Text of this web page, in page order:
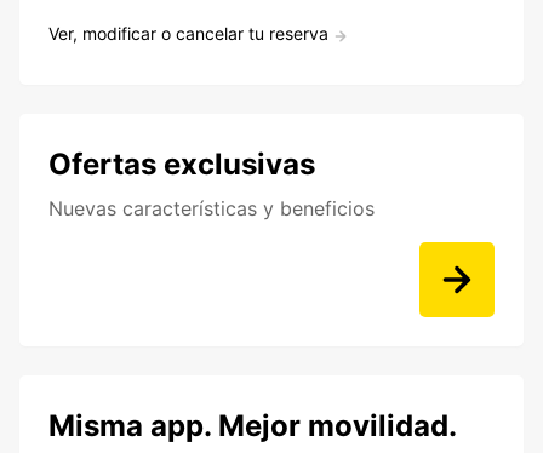
Ver, modificar o cancelar tu reserva
Ofertas exclusivas
Nuevas características y beneficios
Misma app. Mejor movilidad.